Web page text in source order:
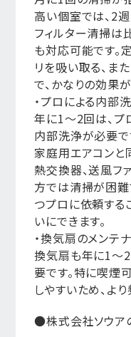
高い個室では、2
フィルター清掃は
も対応可能です。
リを吸い取る、ま
で、かなりの効果
・プロによる内部
年に1〜2回は、
内部洗浄が必要で
家庭用エアコンと
熱交換器、送風フ
方では清掃が困難
つプロに依頼する
いにできます。
・換気扇のメンテ
換気扇も年に1〜2
要です。特に喫煙
しやすいため、よ
●株式会社ソウア